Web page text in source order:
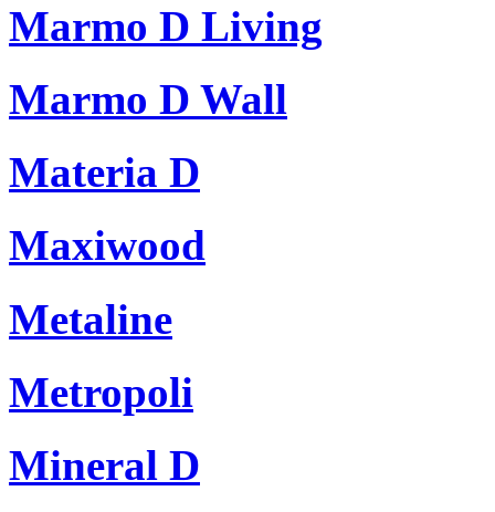
Marmo D Living
Marmo D Wall
Materia D
Maxiwood
Metaline
Metropoli
Mineral D